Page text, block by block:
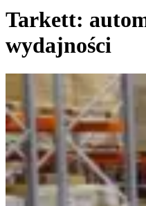
Tarkett:
wydajności